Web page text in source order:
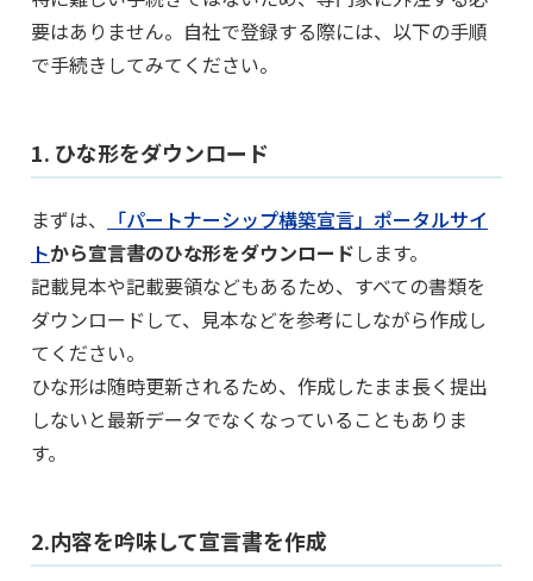
要はありません。自社で登録する際には、以下の手順
で手続きしてみてください。
1. ひな形をダウンロード
まずは、
「パートナーシップ構築宣言」ポータルサイ
トから宣言書のひな形をダウンロードします。
記載見本や記載要領などもあるため、すべての書類を
ダウンロードして、見本などを参考にしながら作成し
てください。
ひな形は随時更新されるため、作成したまま長く提出
しないと最新データでなくなっていることもありま
す。
2.内容を吟味して宣言書を作成